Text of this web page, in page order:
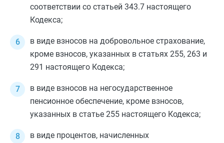
соответствии со статьей 343.7 настоящего
Кодекса;
в виде взносов на добровольное страхование,
кроме взносов, указанных в статьях 255, 263 и
291 настоящего Кодекса;
в виде взносов на негосударственное
пенсионное обеспечение, кроме взносов,
указанных в статье 255 настоящего Кодекса;
в виде процентов, начисленных